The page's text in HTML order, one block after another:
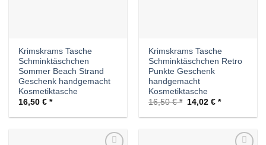
Krimskrams Tasche
Schminktäschchen
Sommer Beach Strand
Geschenk handgemacht
Kosmetiktasche
16,50€
Krimskrams Tasche
Schminktäschchen Retro
Punkte Geschenk
handgemacht
Kosmetiktasche
16,50€
Ursprünglicher
war:
14,02€ Aktueller
ist: